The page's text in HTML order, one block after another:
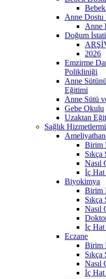
Anne Dostu
Anne
Doğum
2026
Emzirme
Polikliniği
Anne
Eğitimi
Anne Sütü
Gebe Okulu
Uzaktan
Sağlık
Birim
Nasıl
İç Hat
Biyokimya
Birim
Nasıl
İç Hat
Eczane
Birim
Nasıl
İç Hat